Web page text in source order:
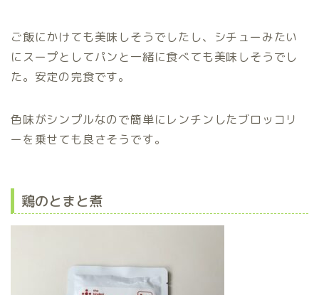
ご飯にかけても美味しそうでしたし、シチューみたい
にスープとしてパンと一緒に食べても美味しそうでし
た。安定の完食です。
色味がシンプルなので簡単にレンチンしたブロッコリ
ーを乗せても良さそうです。
鶏のとまと煮